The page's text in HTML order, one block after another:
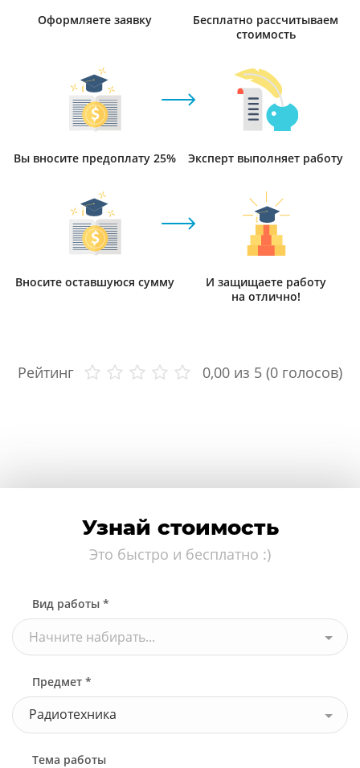
Оформляете заявку
Бесплатно рассчитываем
стоимость
Вы вносите предоплату 25% Эксперт выполняет работу
Вносите оставшуюся сумму
И защищаете работу
на отлично!
Рейтинг 0,00 из 5 (0 голосов)
Узнай стоимость
Это быстро и бесплатно :)
Вид работы *
Начните набирать...
Предмет *
Радиотехника
Тема работы